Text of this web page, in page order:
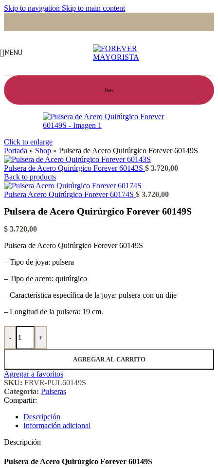
Skip to navigation Skip to main content
MENU
New
Click to enlarge
Portada » Shop » Pulsera de Acero Quirúrgico Forever 60149S
Pulsera de Acero Quirúrgico Forever 60143S $ 3.720,00
Back to products
Pulsera Acero Quirúrgico Forever 60174S $ 3.720,00
Pulsera de Acero Quirúrgico Forever 60149S
$ 3.720,00
Pulsera de Acero Quirúrgico Forever 60149S
– Tipo de joya: pulsera
– Tipo de acero: quirúrgico
– Característica específica de la joya: pulsera con un dije
– Longitud de la pulsera: 19 cm.
-
Pulsera de Acero Quirúrgico Forever 60149S cantidad
+
AGREGAR AL CARRITO
Agregar a favoritos
SKU: FRVR-PUL60149S
Categoría: Pulseras
Compartir:
Descripción
Información adicional
Descripción
Pulsera de Acero Quirúrgico Forever 60149S